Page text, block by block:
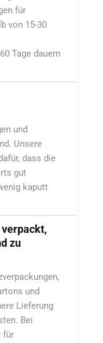
für
von 15-30
Tage dauern
und
Unsere
dass die
gut
kaputt
zu
und
Lieferung
Bei
für